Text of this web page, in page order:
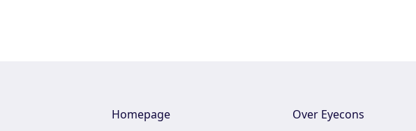
Homepage Over Eyecons